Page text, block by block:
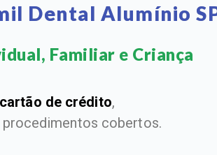
Dental Alumínio
Familiar e Criança​
cartão de crédito,
cobertos.